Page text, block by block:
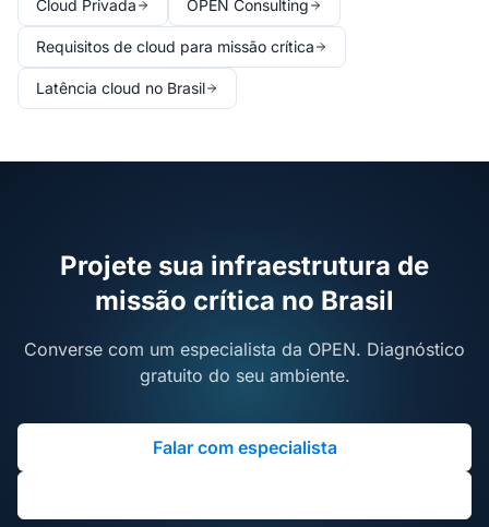
Cloud Privada OPEN Consulting
Requisitos de cloud para missão crítica
Latência cloud no Brasil
Projete sua infraestrutura de
missão crítica no Brasil
Converse com um especialista da OPEN. Diagnóstico
gratuito do seu ambiente.
Falar com especialista